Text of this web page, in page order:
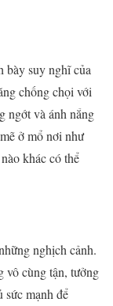
bày suy nghĩ của
chống chọi với
ngớt và ánh nắng
ở mổ nơi như
khác có thể
nghịch cảnh.
vô cùng tận, tưởng
mạnh để